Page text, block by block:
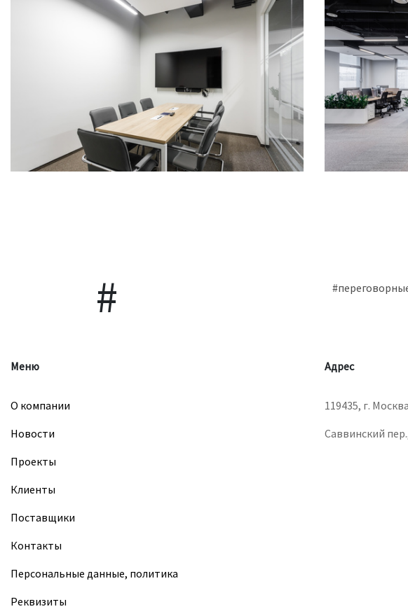
Меню
О компании
Новости
Проекты
Клиенты
Поставщики
Контакты
Персональные данные, политика
Реквизиты
Адрес
119435, г.
Саввинский